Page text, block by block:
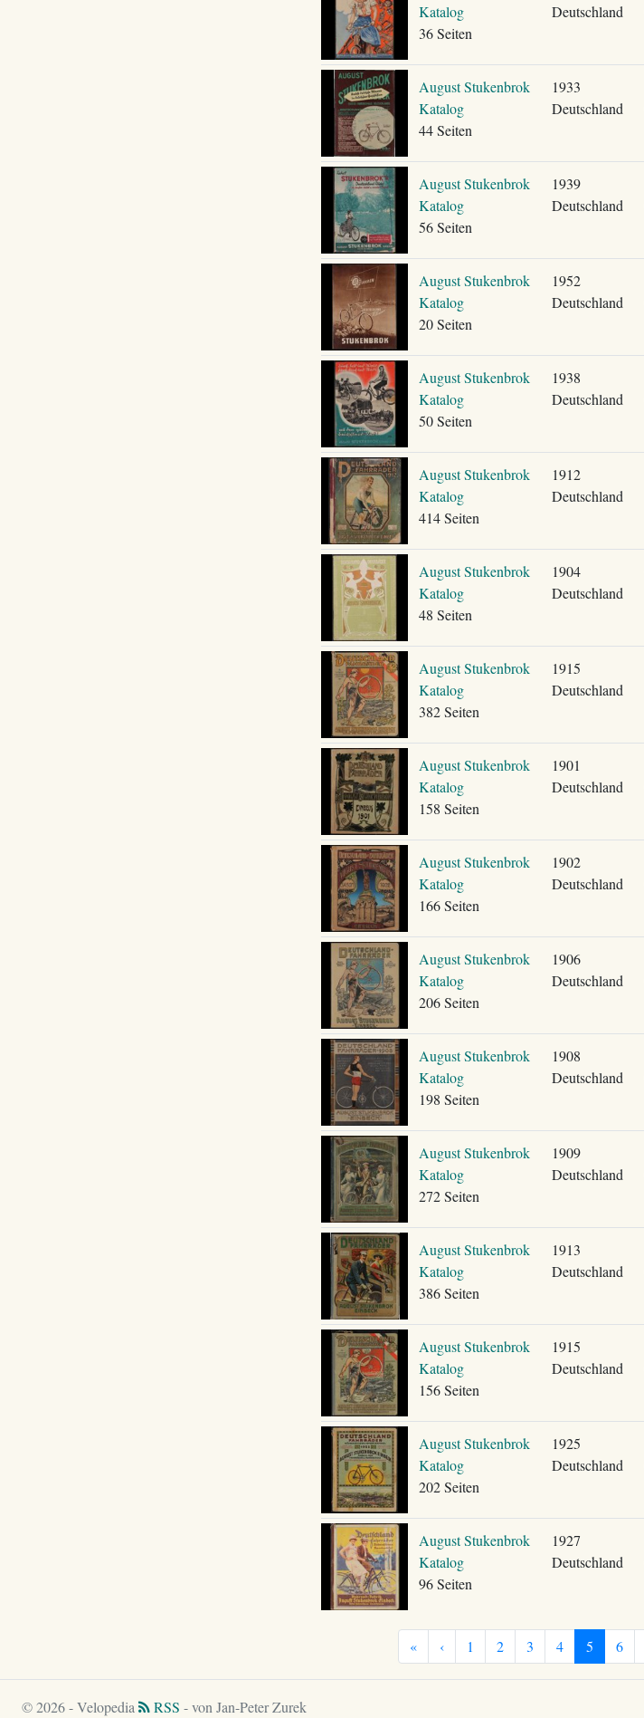
Katalog
36 Seiten
Deutschland
August Stukenbrok
Katalog
44 Seiten
1933
Deutschland
August Stukenbrok
Katalog
56 Seiten
1939
Deutschland
August Stukenbrok
Katalog
20 Seiten
1952
Deutschland
August Stukenbrok
Katalog
50 Seiten
1938
Deutschland
August Stukenbrok
Katalog
414 Seiten
1912
Deutschland
August Stukenbrok
Katalog
48 Seiten
1904
Deutschland
August Stukenbrok
Katalog
382 Seiten
1915
Deutschland
August Stukenbrok
Katalog
158 Seiten
1901
Deutschland
August Stukenbrok
Katalog
166 Seiten
1902
Deutschland
August Stukenbrok
Katalog
206 Seiten
1906
Deutschland
August Stukenbrok
Katalog
198 Seiten
1908
Deutschland
August Stukenbrok
Katalog
272 Seiten
1909
Deutschland
August Stukenbrok
Katalog
386 Seiten
1913
Deutschland
August Stukenbrok
Katalog
156 Seiten
1915
Deutschland
August Stukenbrok
Katalog
202 Seiten
1925
Deutschland
August Stukenbrok
Katalog
96 Seiten
1927
Deutschland
« ‹ 1 2 3 4 5 6
© 2026 - Velopedia RSS - von Jan-Peter Zurek